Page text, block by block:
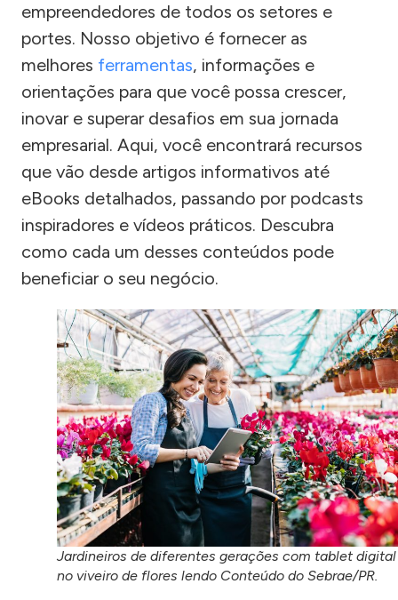
empreendedores de todos os setores e
portes. Nosso objetivo é fornecer as
melhores ferramentas, informações e
orientações para que você possa crescer,
inovar e superar desafios em sua jornada
empresarial. Aqui, você encontrará recursos
que vão desde artigos informativos até
eBooks detalhados, passando por podcasts
inspiradores e vídeos práticos. Descubra
como cada um desses conteúdos pode
beneficiar o seu negócio.
Jardineiros de diferentes gerações com tablet digital
no viveiro de flores lendo Conteúdo do Sebrae/PR.